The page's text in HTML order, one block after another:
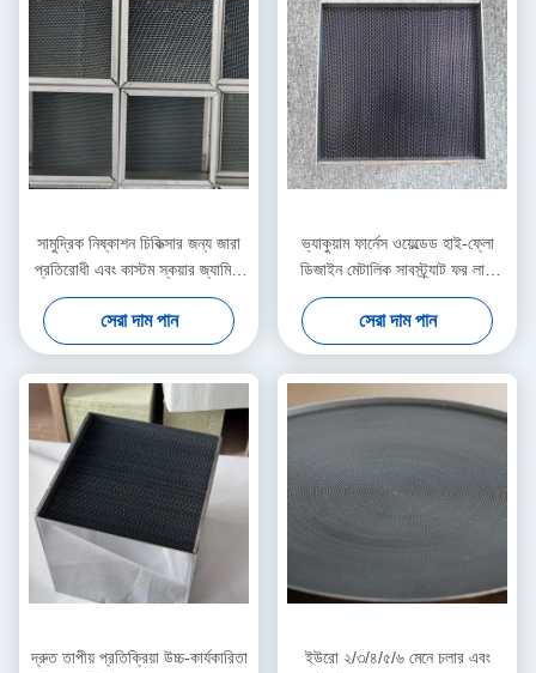
সামুদ্রিক নিষ্কাশন চিকিত্সার জন্য জারা
প্রতিরোধী এবং কাস্টম স্কয়ার জ্যামিতি
ধাতব স্তর
সেরা দাম পান
ভ্যাকুয়াম ফার্নেস ওয়েল্ডেড হাই-ফ্লো
ডিজাইন মেটালিক সাবস্ট্র্যাট ফর লার্জ
গ্যাস ভলিউম ডিএনওক্স
সেরা দাম পান
দ্রুত তাপীয় প্রতিক্রিয়া উচ্চ-কার্যকারিতা
ইউরো ২/৩/৪/৫/৬ মেনে চলার এবং